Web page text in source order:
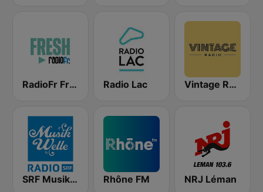
RadioFr Fresh Radio Lac Vintage Radio
SRF Musikwelle Rhône FM NRJ Léman